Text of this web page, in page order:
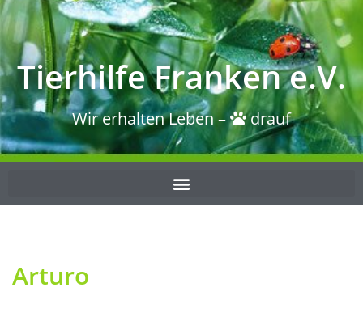
Tierhilfe Franken e.V.
Wir erhalten Leben – drauf
Arturo